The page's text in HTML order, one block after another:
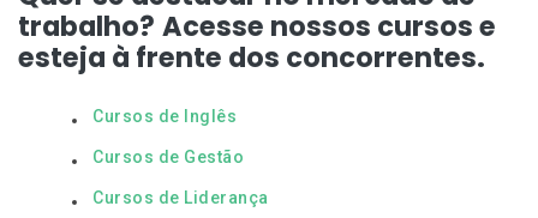
trabalho? Acesse nossos cursos e
esteja à frente dos concorrentes.
Cursos de Inglês
Cursos de Gestão
Cursos de Liderança